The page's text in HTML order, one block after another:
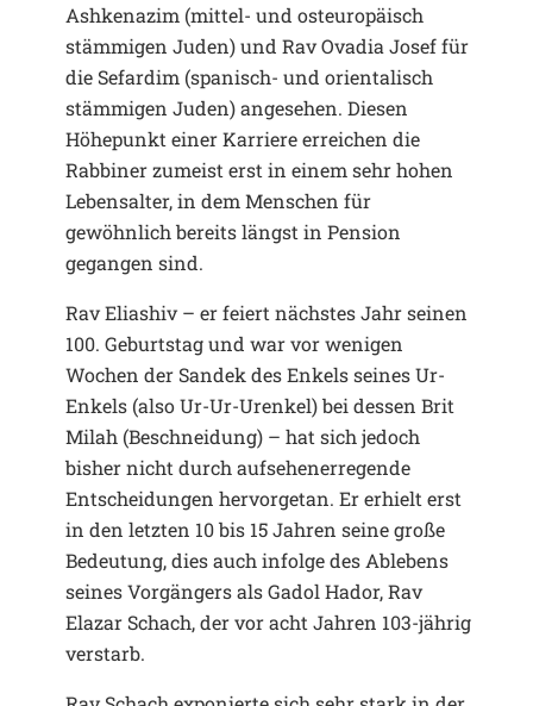
Ashkenazim (mittel- und osteuropäisch
stämmigen Juden) und Rav Ovadia Josef für
die Sefardim (spanisch- und orientalisch
stämmigen Juden) angesehen. Diesen
Höhepunkt einer Karriere erreichen die
Rabbiner zumeist erst in einem sehr hohen
Lebensalter, in dem Menschen für
gewöhnlich bereits längst in Pension
gegangen sind.
Rav Eliashiv – er feiert nächstes Jahr seinen
100. Geburtstag und war vor wenigen
Wochen der Sandek des Enkels seines Ur-
Enkels (also Ur-Ur-Urenkel) bei dessen Brit
Milah (Beschneidung) – hat sich jedoch
bisher nicht durch aufsehenerregende
Entscheidungen hervorgetan. Er erhielt erst
in den letzten 10 bis 15 Jahren seine große
Bedeutung, dies auch infolge des Ablebens
seines Vorgängers als Gadol Hador, Rav
Elazar Schach, der vor acht Jahren 103-jährig
verstarb.